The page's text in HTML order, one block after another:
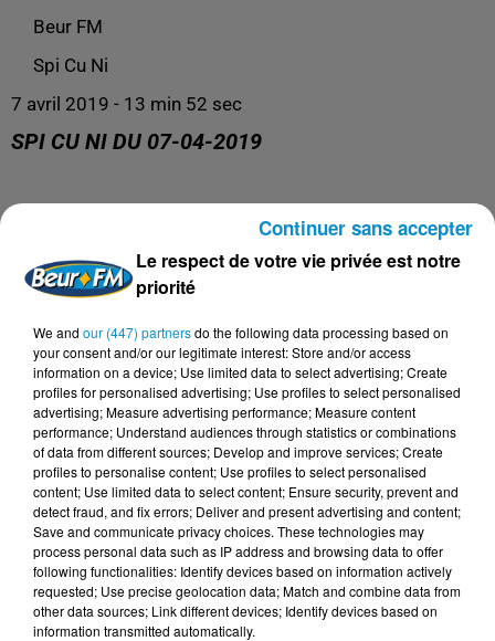
Beur FM
Spi Cu Ni
7 avril 2019 - 13 min 52 sec
SPI CU NI DU 07-04-2019
Spi Cu Ni
DERNIERS PODCASTS
24 juillet 2026
Les Zinformés - 24/07/26
Le respect de votre vie privée est notre
priorité
We and our (447) partnersdo the following data processing based on
your consent and/or our legitimate interest: Store and/or access
information on a device; Use limited data to select advertising; Create
profiles for personalised advertising; Use profiles to select personalised
advertising; Measure advertising performance; Measure content
performance; Understand audiences through statistics or combinations
of data from different sources; Develop and improve services; Create
profiles to personalise content; Use profiles to select personalised
content; Use limited data to select content; Ensure security, prevent and
detect fraud, and fix errors; Deliver and present advertising and content;
Save and communicate privacy choices. These technologies may
process personal data such as IP address and browsing data to offer
following functionalities: Identify devices based on information actively
requested; Use precise geolocation data; Match and combine data from
other data sources; Link different devices; Identify devices based on
information transmitted automatically.
Continuer sans accepter